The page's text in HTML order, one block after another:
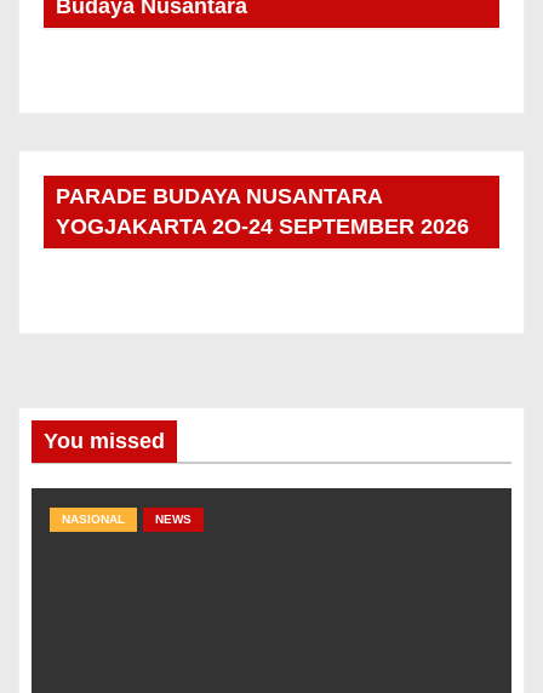
Budaya Nusantara
PARADE BUDAYA NUSANTARA
YOGJAKARTA 2O-24 SEPTEMBER 2026
You missed
NASIONAL NEWS